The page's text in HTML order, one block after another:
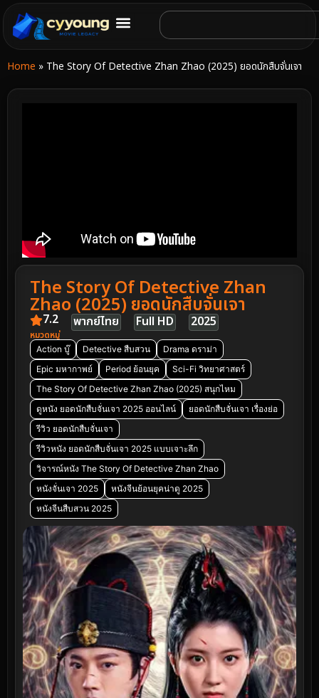
Home » The Story Of Detective Zhan Zhao (2025) ยอดนักสืบจั่นเจา
The Story Of Detective Zhan
Zhao (2025) ยอดนักสืบจั่นเจา
7.2 พากย์ไทย Full HD 2025
หมวดหมู่
Action บู๊ Detective สืบสวน
Drama ดราม่า
Epic มหากาพย์
Period ย้อนยุค
Sci-Fi วิทยาศาสตร์
The Story Of Detective Zhan Zhao (2025) สนุกไหม
ดูหนัง ยอดนักสืบจั่นเจา 2025 ออนไลน์
ยอดนักสืบจั่นเจา เรื่องย่อ
รีวิว ยอดนักสืบจั่นเจา
รีวิวหนัง ยอดนักสืบจั่นเจา 2025 แบบเจาะลึก
วิจารณ์หนัง The Story Of Detective Zhan Zhao
หนังจั่นเจา 2025
หนังจีนย้อนยุคน่าดู 2025
หนังจีนสืบสวน 2025